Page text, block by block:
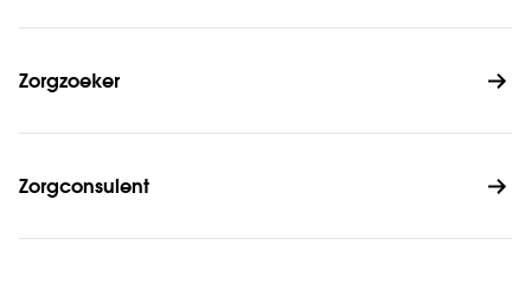
Zorgzoeker
Zorgconsulent